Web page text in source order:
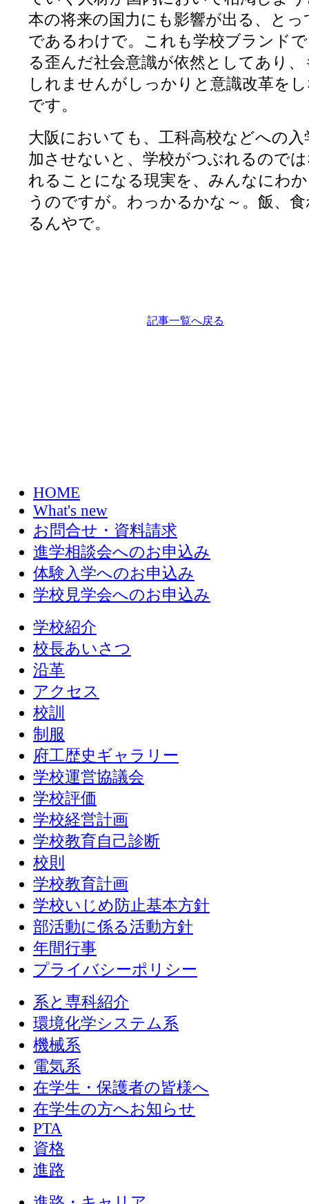
本の将来の国力にも影響が出る、とっ
であるわけで。これも学校ブランド
る歪んだ社会意識が依然としてあり
しれませんがしっかりと意識改革を
です。
大阪においても、工科高校などへの
加させないと、学校がつぶれるので
れることになる現実を、みんなにわ
うのですが。わっかるかな～。飯、
るんやで。
記事一覧へ戻る
HOME
What's new
お問合せ・資料請求
進学相談会へのお申込み
体験入学へのお申込み
学校見学会へのお申込み
学校紹介
校長あいさつ
沿革
アクセス
校訓
制服
府工歴史ギャラリー
学校運営協議会
学校評価
学校経営計画
学校教育自己診断
校則
学校教育計画
学校いじめ防止基本方針
部活動に係る活動方針
年間行事
プライバシーポリシー
系と専科紹介
環境化学システム系
機械系
電気系
在学生・保護者の皆様へ
在学生の方へお知らせ
PTA
資格
進路